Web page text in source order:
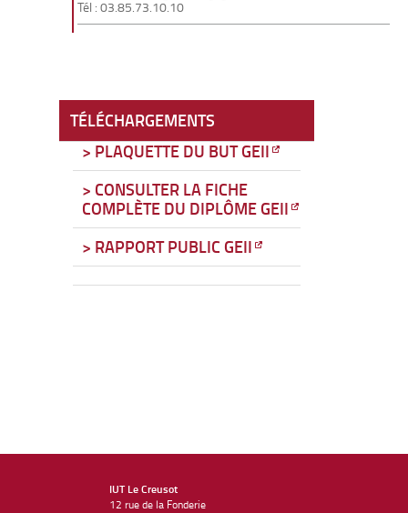
Tél : 03.85.73.10.10
TÉLÉCHARGEMENTS
> PLAQUETTE DU BUT GEII
> CONSULTER LA FICHE
COMPLÈTE DU DIPLÔME GEII
> RAPPORT PUBLIC GEII
IUT Le Creusot
12 rue de la Fonderie